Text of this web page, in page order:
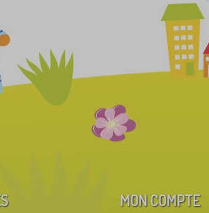
MON COMPTE